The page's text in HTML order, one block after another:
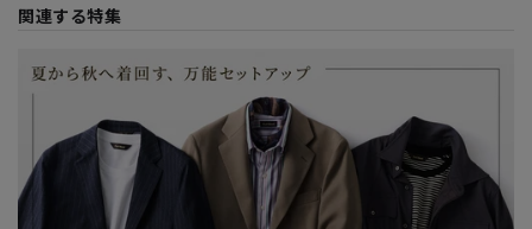
関連する特集